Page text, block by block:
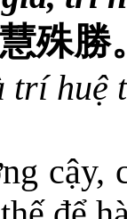
殊勝
trí huệ
cậy,